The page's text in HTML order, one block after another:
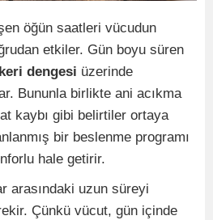
öğün saatleri vücudun
etkiler. Gün boyu süren
dengesi üzerinde
Bununla birlikte ani acıkma
kaybı gibi belirtiler ortaya
bir beslenme programı
hale getirir.
arasındaki uzun süreyi
Çünkü vücut, gün içinde